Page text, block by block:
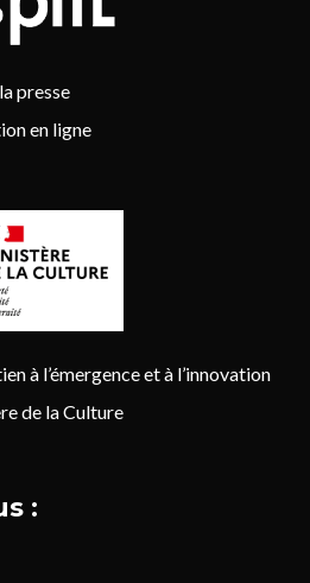
presse
en ligne
à l’émergence et à l’innovation
de la Culture
: